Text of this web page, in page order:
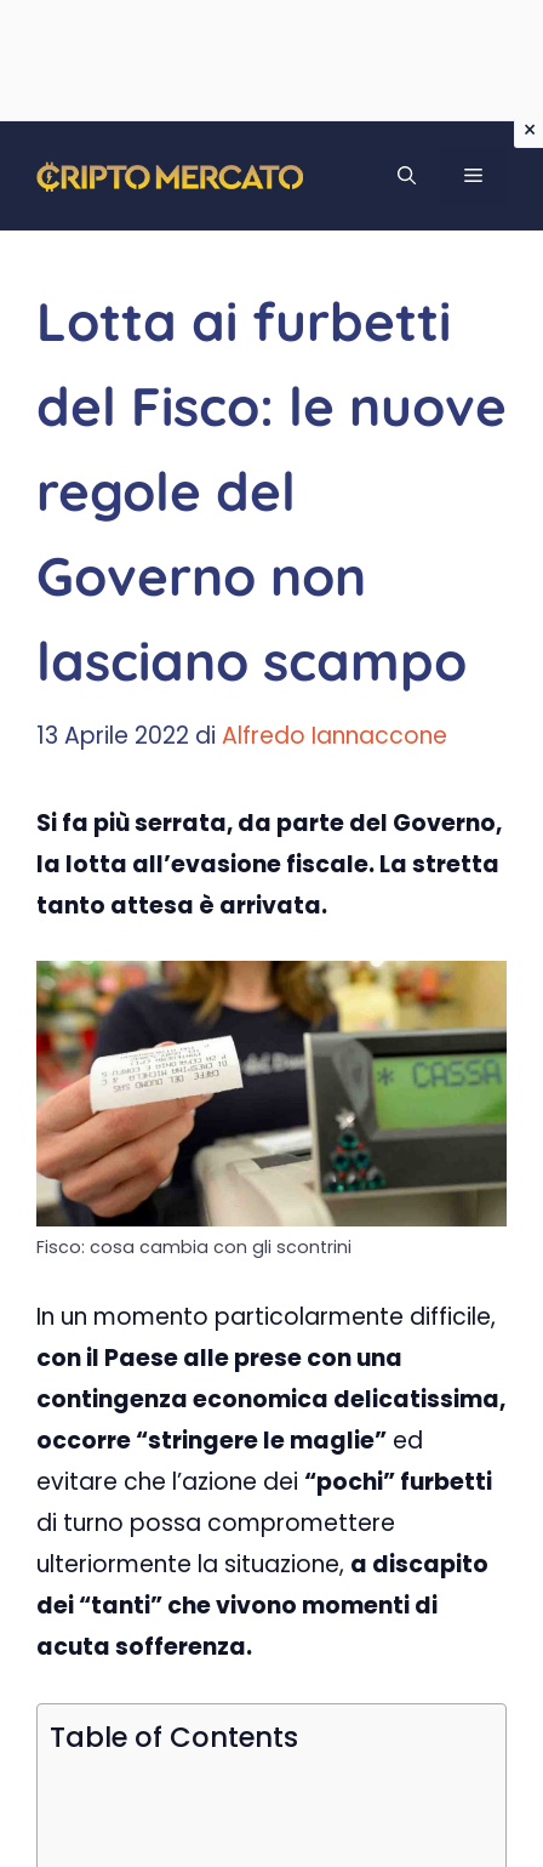
contenuto
MENU
Lotta ai furbetti
del Fisco: le nuove
regole del
Governo non
lasciano scampo
13 Aprile 2022 di Alfredo Iannaccone
Si fa più serrata, da parte del Governo,
la lotta all’evasione fiscale. La stretta
tanto attesa è arrivata.
Fisco: cosa cambia con gli scontrini
In un momento particolarmente difficile,
con il Paese alle prese con una
contingenza economica delicatissima,
occorre “stringere le maglie” ed
evitare che l’azione dei “pochi” furbetti
di turno possa compromettere
ulteriormente la situazione, a discapito
dei “tanti” che vivono momenti di
acuta sofferenza.
Table of Contents